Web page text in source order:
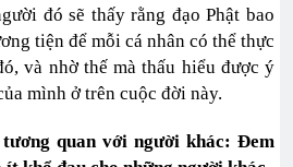
đó sẽ thấy rằng đạo Phật bao
tiện để mỗi cá nhân có thể thực
và nhờ thế mà thấu hiểu được ý
mình ở trên cuộc đời này.
quan với người khác: Đem